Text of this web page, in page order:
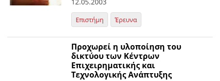
12.05.2003
Επιστήμη Έρευνα
Προχωρεί η υλοποίηση του
δικτύου των Κέντρων
Επιχειρηματικής και
Τεχνολογικής Ανάπτυξης